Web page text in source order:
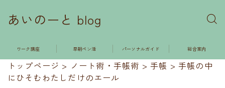
あいのーと blog
ワーク講座 早朝ペン活 パーソナルガイド 総合案内
トップページ > ノート術・手帳術 >手帳 >手帳の中
にひそむわたしだけのエール